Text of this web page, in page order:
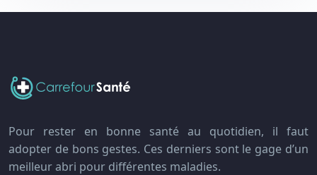
Pour rester en bonne santé au quotidien, il faut
adopter de bons gestes. Ces derniers sont le gage d’un
meilleur abri pour différentes maladies.